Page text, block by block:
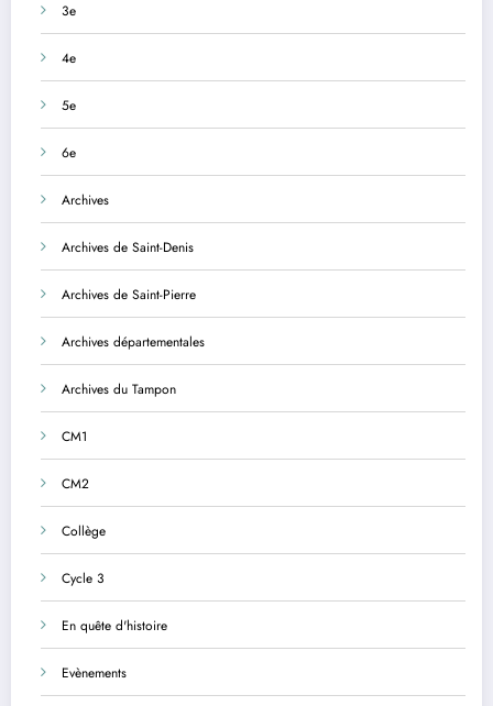
3e
4e
5e
6e
Archives
Archives de Saint-Denis
Archives de Saint-Pierre
Archives départementales
Archives du Tampon
CM1
CM2
Collège
Cycle 3
En quête d'histoire
Evènements